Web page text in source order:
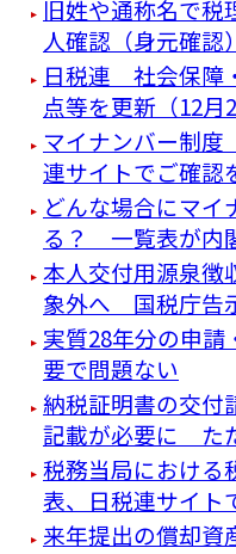
旧姓や通称名で税
人確認（身元確
日税連 社会保障
点等を更新（12月
マイナンバー制
連サイトでご確認
どんな場合にマイ
る？ 一覧表が内
本人交付用源泉徴
象外へ 国税庁告
実質28年分の申
要で問題ない
納税証明書の交付
記載が必要に た
税務当局における
表、日税連サイト
来年提出の償却